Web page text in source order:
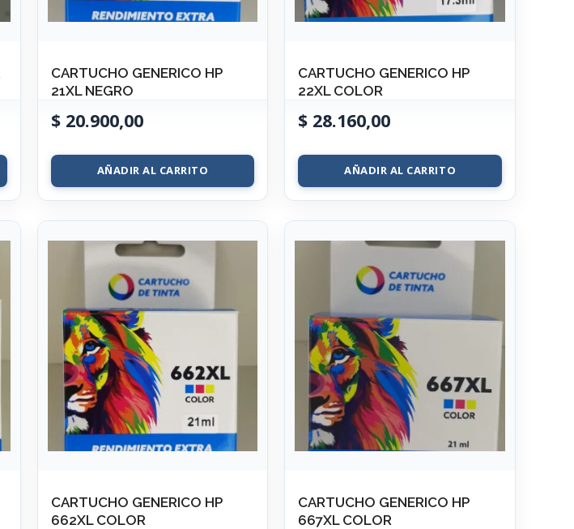
CARTUCHO GENERICO HP
21XL NEGRO
$20.900,00
AÑADIR AL CARRITO
CARTUCHO GENERICO HP
22XL COLOR
$ 28.160,00
AÑADIR AL CARRITO
CARTUCHO GENERICO HP
662XL COLOR
CARTUCHO GENERICO HP
667XL COLOR